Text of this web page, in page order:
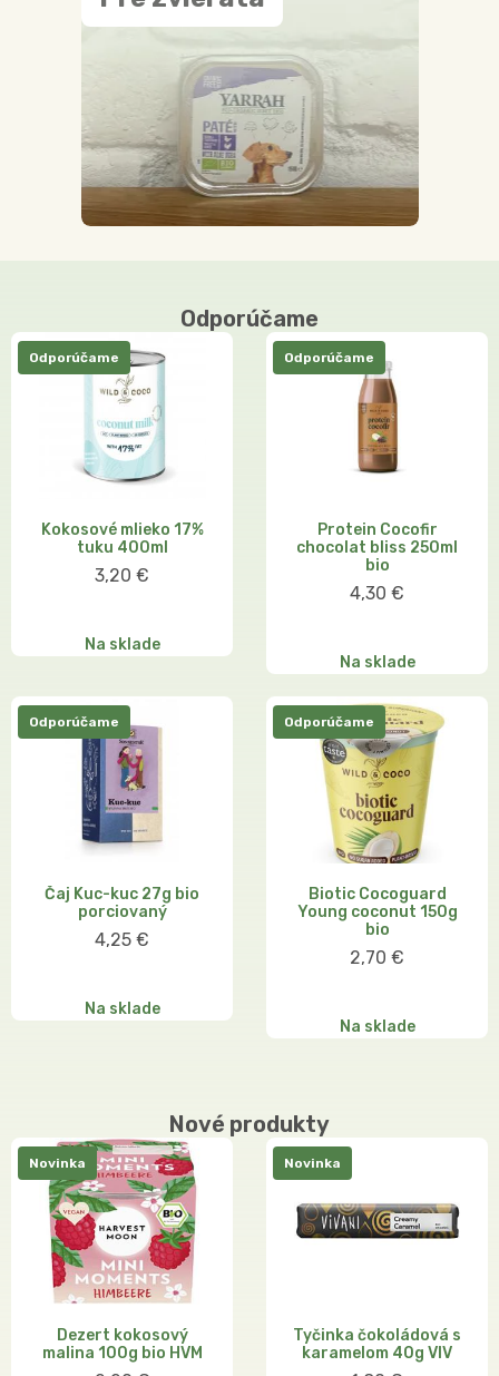
Odporúčame
Odporúčame
Kokosové mlieko 17%
tuku 400ml
3,20 €
Na sklade
Odporúčame
Protein Cocofir
chocolat bliss 250ml
bio
4,30 €
Na sklade
Odporúčame
Čaj Kuc-kuc 27g bio
porciovaný
4,25 €
Na sklade
Odporúčame
Biotic Cocoguard
Young coconut 150g
bio
2,70 €
Na sklade
Nové produkty
Novinka
Dezert kokosový
malina 100g bio HVM
Novinka
Tyčinka čokoládová s
karamelom 40g VIV